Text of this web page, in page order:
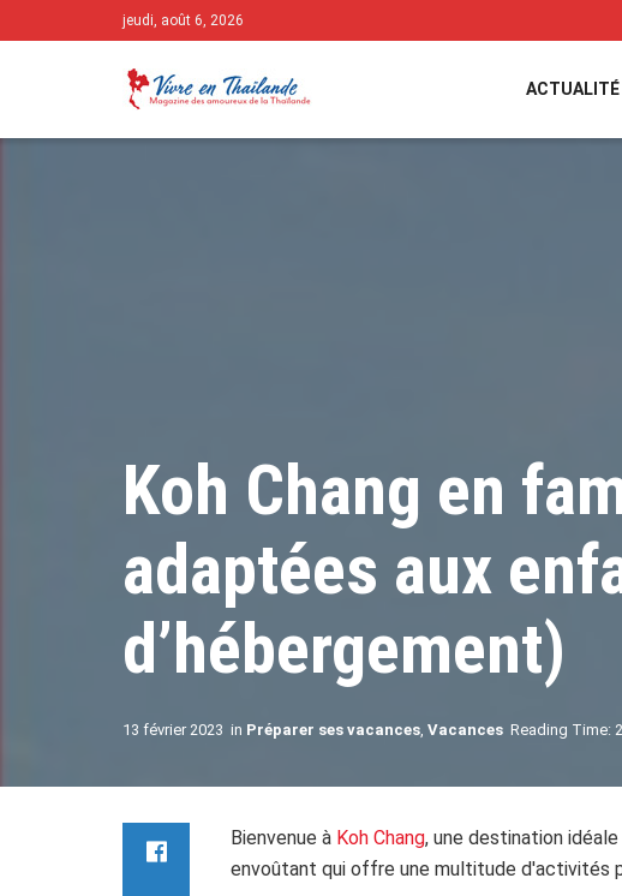
jeudi, août 6, 2026
ACTUALITÉ
Koh Chang en
adaptées aux
d’hébergement)
13 février 2023 in Préparer ses vacances, Vacances Reading Time:
Bienvenue à Koh Chang, une destination
envoûtant qui offre une multitude d'activités